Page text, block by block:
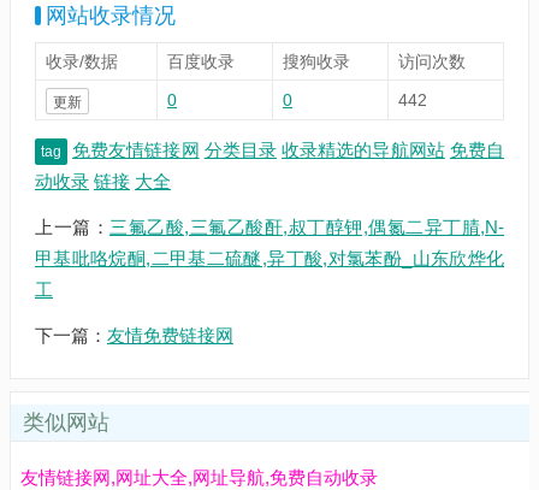
网站收录情况
收录/数据 百度收录 搜狗收录 访问次数
更新 0 0 442
tag 免费友情链接网 分类目录 收录精选的导航网站 免费自
动收录 链接 大全
上一篇： 三氟乙酸,三氟乙酸酐,叔丁醇钾,偶氮二异丁腈,N-
甲基吡咯烷酮,二甲基二硫醚,异丁酸,对氯苯酚_山东欣烨化
工
下一篇： 友情免费链接网
类似网站
友情链接网,网址大全,网址导航,免费自动收录